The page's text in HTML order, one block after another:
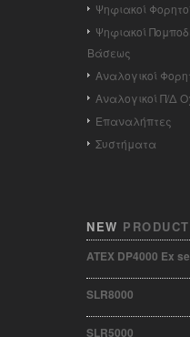
Ψηφιακοί
Ψηφιακοί
Βάσεως
Αναλογικοί
Αναλογικοί Π/Δ
Επαναλήπτες
Συστήματα
NEW
ATEX DP4000 Ex
SLR8000
SLR5000